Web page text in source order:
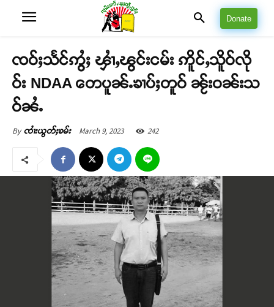
Donate
ၸဝ်ႈသႅင်ဢွႆႈ ၾၢႆႇၽွင်းငမ်း ဢိူင်ႇသိူဝ်လို
ဝ်း NDAA တေပူၼ်ႉၶၢပ်ႈတူဝ် ၼႂ်းဝၼ်းသ
ဝ်ၼႆႉ
By ၸၢႆးယွတ်ႈၶမ်း March 9, 2023 242